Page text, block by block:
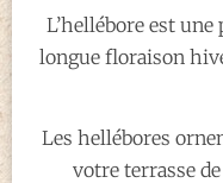
L’hellébore est
longue floraison
Les hellébores
votre terrasse